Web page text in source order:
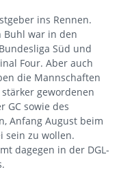
ins Rennen.
Buhl war in den
Süd und
Four. Aber auch
die Mannschaften
gewordenen
GC sowie des
Anfang August beim
sein zu wollen.
dagegen in der DGL-